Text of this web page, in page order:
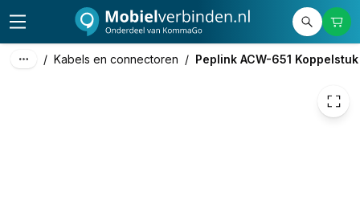
/ Kabels en connectoren / Peplink ACW-651 Koppelstuk
99,00 excl. btw
119,79 incl. btw